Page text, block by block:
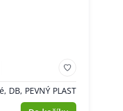
PEVNÝ PLAST